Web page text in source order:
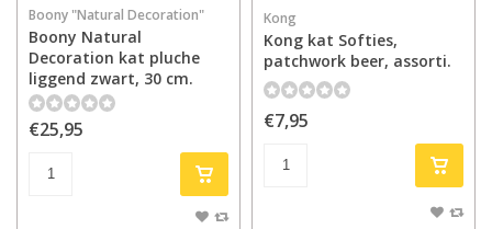
Boony "Natural Decoration"
Boony Natural
Decoration kat pluche
liggend zwart, 30 cm.
€25,95
Kong
Kong kat Softies,
patchwork beer, assorti.
€7,95